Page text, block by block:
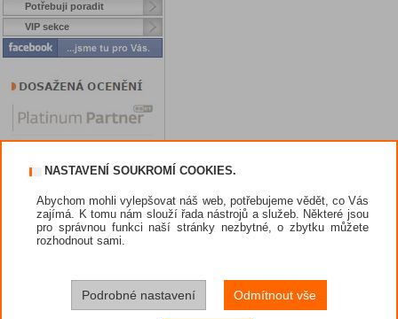
Potřebuji poradit
VIP sekce
NASTAVENÍ SOUKROMÍ COOKIES.
Abychom mohli vylepšovat náš web, potřebujeme vědět, co Vás
zajímá. K tomu nám slouží řada nástrojů a služeb. Některé jsou
pro správnou funkci naší stránky nezbytné, o zbytku můžete
rozhodnout sami.
Podrobné nastavení Odmítnout vše